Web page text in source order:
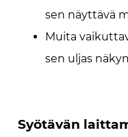
sen näyttävä
Muita
sen uljas
Syötävän